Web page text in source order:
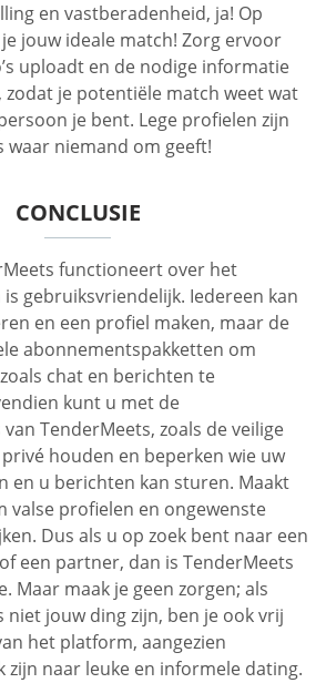
en vastberadenheid, ja! Op
jouw ideale match! Zorg ervoor
uploadt en de nodige informatie
je potentiële match weet wat
je bent. Lege profielen zijn
waar niemand om geeft!
CONCLUSIE
functioneert over het
gebruiksvriendelijk. Iedereen kan
en een profiel maken, maar de
abonnementspakketten om
chat en berichten te
kunt u met de
TenderMeets, zoals de veilige
houden en beperken wie uw
en u berichten kan sturen. Maakt
valse profielen en ongewenste
Dus als u op zoek bent naar een
een partner, dan is TenderMeets
Maar maak je geen zorgen; als
niet jouw ding zijn, ben je ook vrij
het platform, aangezien
zijn naar leuke en informele dating.